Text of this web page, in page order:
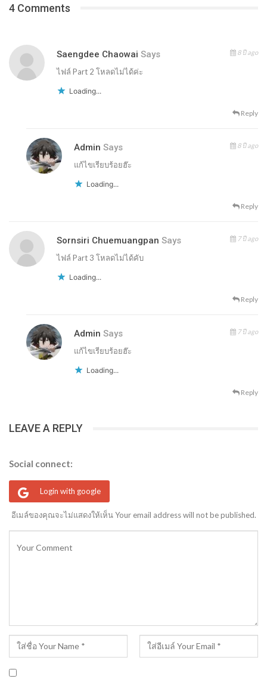
4 Comments
Saengdee Chaowai Says 8 ปี ago
ไฟล์ Part 2 โหลดไม่ได้ค่ะ
Loading...
Reply
Admin Says 8 ปี ago
แก้ไขเรียบร้อยฮ๊ะ
Loading...
Reply
Sornsiri Chuemuangpan Says 7 ปี ago
ไฟล์ Part 3 โหลดไม่ได้คับ
Loading...
Reply
Admin Says 7 ปี ago
แก้ไขเรียบร้อยฮ๊ะ
Loading...
Reply
LEAVE A REPLY
Social connect:
Login with google
อีเมล์ของคุณจะไม่แสดงให้เห็น Your email address will not be published.